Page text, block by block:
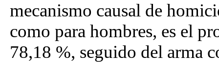
mecanismo causal de
como para hombres, es el
78,18 %, seguido del arma